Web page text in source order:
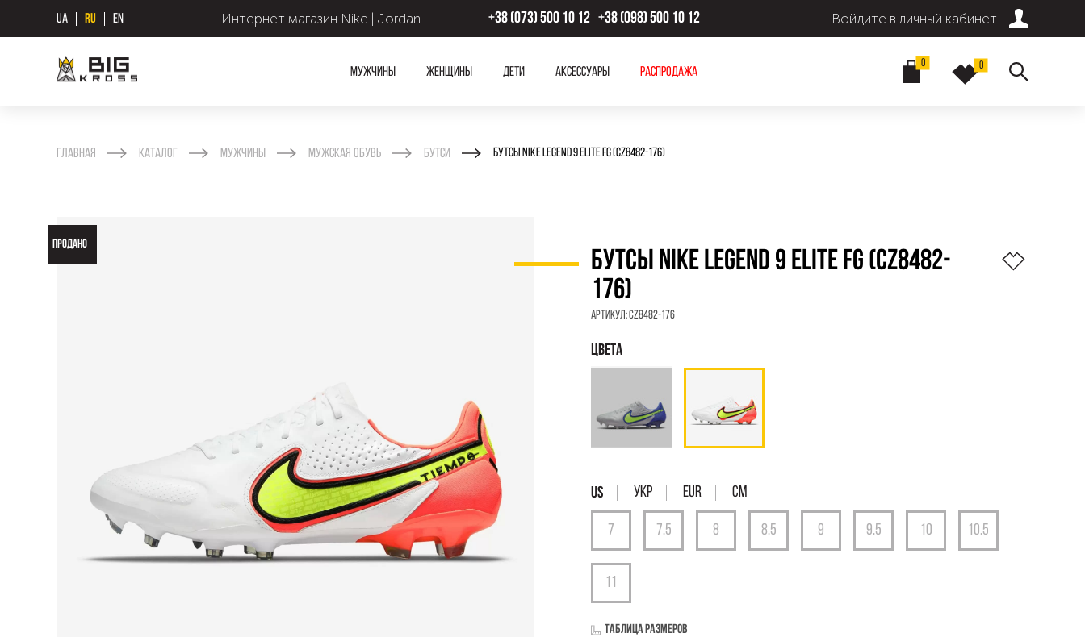
UA RU EN Интернет магазин Nike | Jordan +38 (073) 500 10 12 +38 (098) 500 10 12 Войдите в личный кабинет
Мужчины Женщины Дети Аксессуары Распродажа
0 0
Главная Каталог Мужчины Мужская обувь Бутси БУТСЫ NIKE LEGEND 9 ELITE FG (CZ8482-176)
ПРОДАНО
БУТСЫ NIKE LEGEND 9 ELITE FG (CZ8482-
176)
Артикул:CZ8482-176
УКР EUR См
Таблица размеров